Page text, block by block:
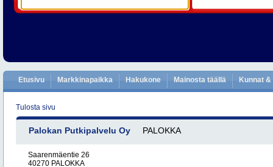
Etusivu Markkinapaikka Hakukone Mainosta täällä Kunnat
Tulosta sivu
Palokan Putkipalvelu Oy PALOKKA
Saarenmäentie 26
40270 PALOKKA